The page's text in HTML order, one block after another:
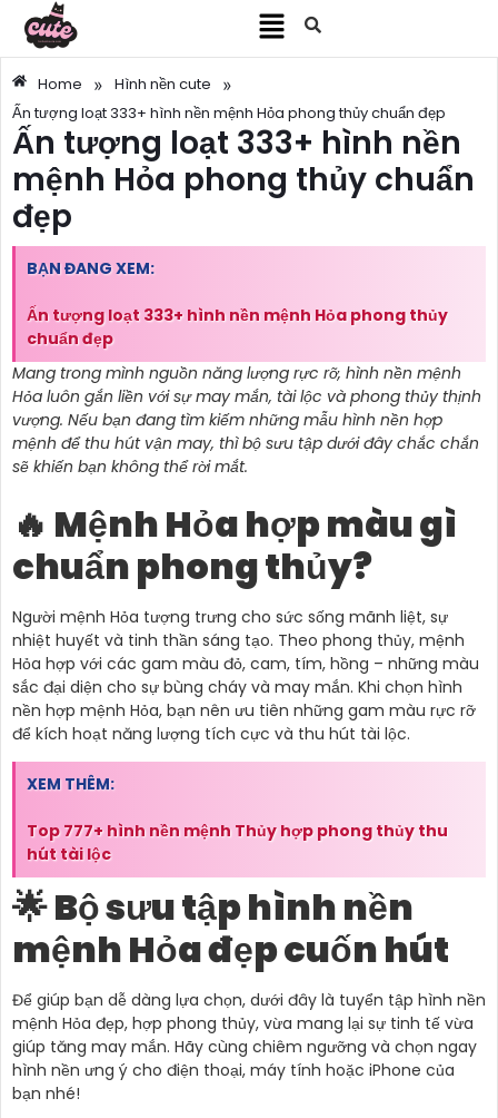
Home » Hình nền cute »
Ấn tượng loạt 333+ hình nền mệnh Hỏa phong thủy chuẩn đẹp
Ấn tượng loạt 333+ hình nền
mệnh Hỏa phong thủy chuẩn
đẹp
BẠN ĐANG XEM:
Ấn tượng loạt 333+ hình nền mệnh Hỏa phong thủy
chuẩn đẹp
Mang trong mình nguồn năng lượng rực rỡ, hình nền mệnh
Hỏa luôn gắn liền với sự may mắn, tài lộc và phong thủy thịnh
vượng. Nếu bạn đang tìm kiếm những mẫu hình nền hợp
mệnh để thu hút vận may, thì bộ sưu tập dưới đây chắc chắn
sẽ khiến bạn không thể rời mắt.
🔥 Mệnh Hỏa hợp màu gì
chuẩn phong thủy?
Người mệnh Hỏa tượng trưng cho sức sống mãnh liệt, sự
nhiệt huyết và tinh thần sáng tạo. Theo phong thủy, mệnh
Hỏa hợp với các gam màu đỏ, cam, tím, hồng – những màu
sắc đại diện cho sự bùng cháy và may mắn. Khi chọn hình
nền hợp mệnh Hỏa, bạn nên ưu tiên những gam màu rực rỡ
để kích hoạt năng lượng tích cực và thu hút tài lộc.
XEM THÊM:
Top 777+ hình nền mệnh Thủy hợp phong thủy thu
hút tài lộc
🌟 Bộ sưu tập hình nền
mệnh Hỏa đẹp cuốn hút
Để giúp bạn dễ dàng lựa chọn, dưới đây là tuyển tập hình nền
mệnh Hỏa đẹp, hợp phong thủy, vừa mang lại sự tinh tế vừa
giúp tăng may mắn. Hãy cùng chiêm ngưỡng và chọn ngay
hình nền ưng ý cho điện thoại, máy tính hoặc iPhone của
bạn nhé!